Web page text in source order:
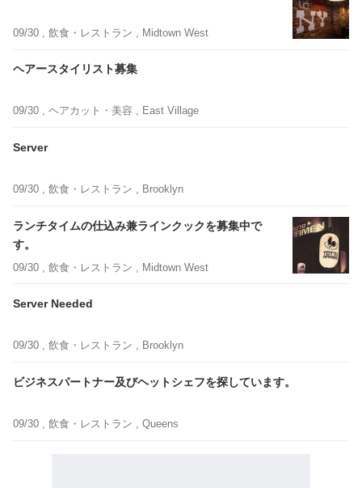
09/30 , 飲食・レストラン , Midtown West
ヘアースタイリスト募集
09/30 , ヘアカット・美容 , East Village
Server
09/30 , 飲食・レストラン , Brooklyn
ランチタイムの仕込み兼ラインクックを募集中で
す。
09/30 , 飲食・レストラン , Midtown West
Server Needed
09/30 , 飲食・レストラン , Brooklyn
ビジネスパートナー及びヘットシェフを探しています。
09/30 , 飲食・レストラン , Queens